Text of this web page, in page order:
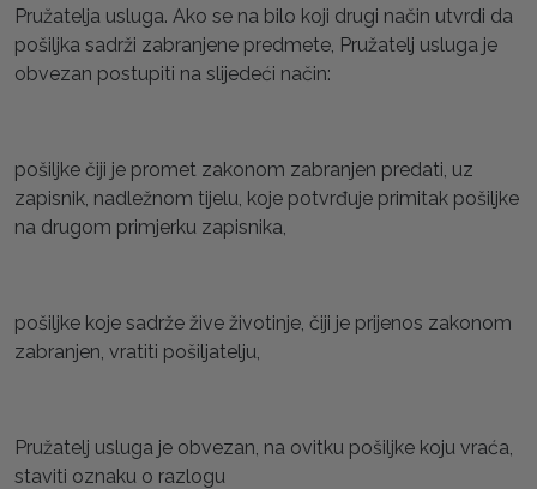
Pružatelja usluga. Ako se na bilo koji drugi način utvrdi da
pošiljka sadrži zabranjene predmete, Pružatelj usluga je
obvezan postupiti na slijedeći način:
pošiljke čiji je promet zakonom zabranjen predati, uz
zapisnik, nadležnom tijelu, koje potvrđuje primitak pošiljke
na drugom primjerku zapisnika,
pošiljke koje sadrže žive životinje, čiji je prijenos zakonom
zabranjen, vratiti pošiljatelju,
Pružatelj usluga je obvezan, na ovitku pošiljke koju vraća,
staviti oznaku o razlogu